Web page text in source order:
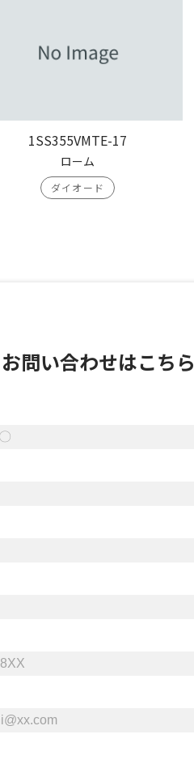
1SS355VMTE-17
ローム
ダイオード
お問い合わせはこちら